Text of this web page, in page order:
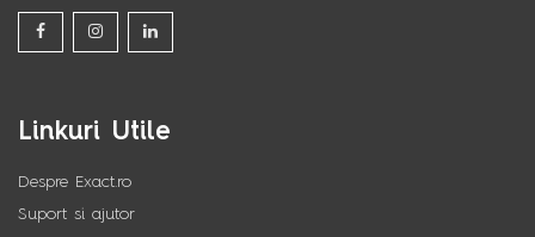
Linkuri Utile
Despre Exact.ro
Suport si ajutor